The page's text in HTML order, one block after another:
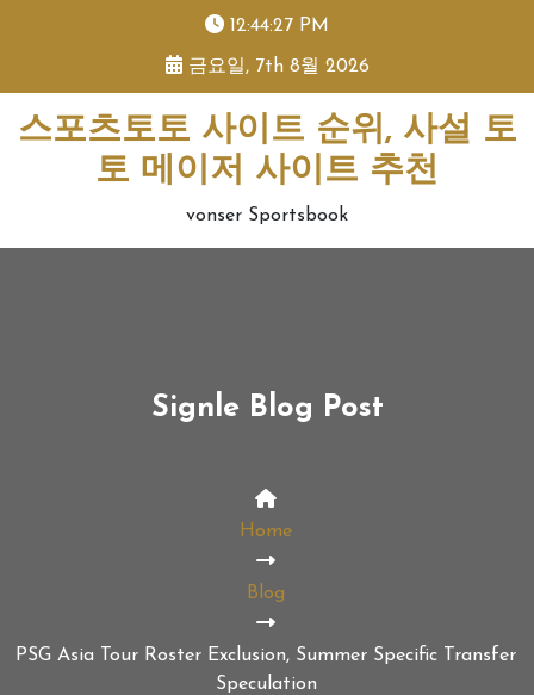
12:44:27 PM
금요일, 7th 8월 2026
스포츠토토 사이트 순위, 사설 토
토 메이저 사이트 추천
vonser Sportsbook
Signle Blog Post
Home
Blog
PSG Asia Tour Roster Exclusion, Summer Specific Transfer
Speculation